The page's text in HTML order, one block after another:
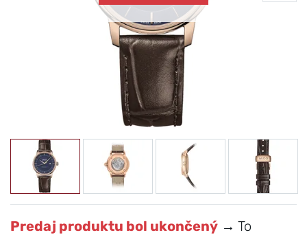
Predaj produktu bol ukončený → To